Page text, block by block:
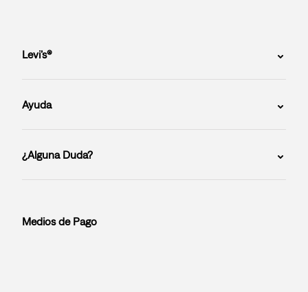
Levi’s®
Ayuda
¿Alguna Duda?
Medios de Pago